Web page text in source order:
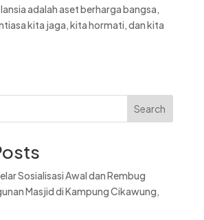
adalah aset berharga bangsa,
kita jaga, kita hormati, dan kita
Search
Sosialisasi Awal dan Rembug
Masjid di Kampung Cikawung,